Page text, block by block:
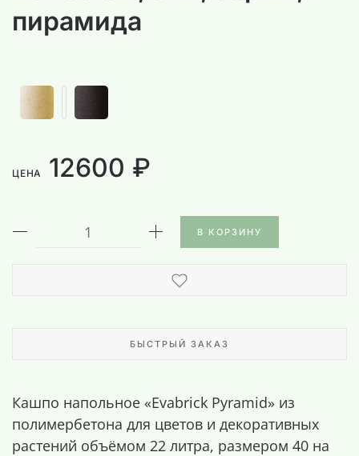
пирамида
ЦЕНА 12600 ₽
В КОРЗИНУ
БЫСТРЫЙ ЗАКАЗ
Кашпо напольное «Evabrick Pyramid» из
полимербетона для цветов и декоративных
растений объёмом 22 литра, размером 40 на